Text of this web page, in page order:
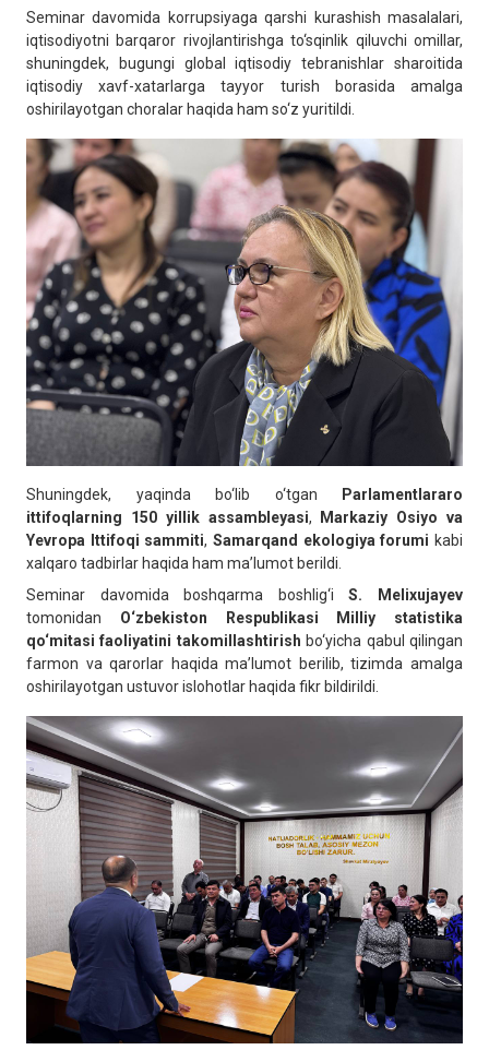
Seminar davomida korrupsiyaga qarshi kurashish masalalari,
iqtisodiyotni barqaror rivojlantirishga to‘sqinlik qiluvchi omillar,
shuningdek, bugungi global iqtisodiy tebranishlar sharoitida
iqtisodiy xavf-xatarlarga tayyor turish borasida amalga
oshirilayotgan choralar haqida ham so‘z yuritildi.
Shuningdek, yaqinda bo‘lib o‘tgan
Parlamentlararo
ittifoqlarning 150 yillik assambleyasi,
Markaziy Osiyo va
Yevropa Ittifoqi sammiti,Samarqand ekologiya forumi kabi
xalqaro tadbirlar haqida ham ma’lumot berildi.
Seminar davomida boshqarma boshlig‘iS. Melixujayev
tomonidan O‘zbekiston Respublikasi Milliy statistika
qo‘mitasi faoliyatini takomillashtirish bo‘yicha qabul qilingan
farmon va qarorlar haqida ma’lumot berilib, tizimda amalga
oshirilayotgan ustuvor islohotlar haqida fikr bildirildi.